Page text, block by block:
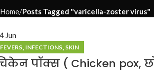
Home Posts Tagged "varicella-zoster virus"
Jun
FEVERS, INFECTIONS, SKIN
पॉक्स ( Chicken pox,